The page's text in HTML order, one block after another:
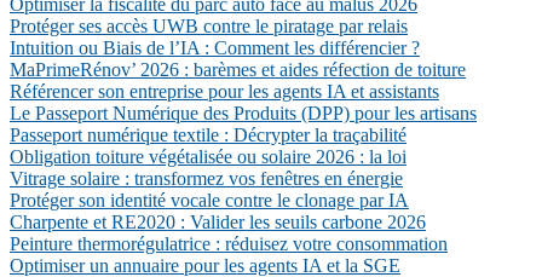
Optimiser la fiscalité du parc auto face au malus 2026
Protéger ses accès UWB contre le piratage par relais
Intuition ou Biais de l’IA : Comment les différencier ?
MaPrimeRénov’ 2026 : barèmes et aides réfection de toiture
Référencer son entreprise pour les agents IA et assistants
Le Passeport Numérique des Produits (DPP) pour les artisans
Passeport numérique textile : Décrypter la traçabilité
Obligation toiture végétalisée ou solaire 2026 : la loi
Vitrage solaire : transformez vos fenêtres en énergie
Protéger son identité vocale contre le clonage par IA
Charpente et RE2020 : Valider les seuils carbone 2026
Peinture thermorégulatrice : réduisez votre consommation
Optimiser un annuaire pour les agents IA et la SGE